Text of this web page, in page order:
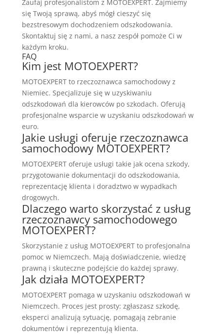
Zaufaj profesjonalistom z MOTOEXPERT. Zajmiemy
się Twoją sprawą, abyś mógł cieszyć się
bezstresowym dochodzeniem odszkodowania.
Skontaktuj się z nami, a nasz zespół pomoże Ci w
każdym kroku.
FAQ
Kim jest MOTOEXPERT?
MOTOEXPERT to rzeczoznawca samochodowy z
Niemiec. Specjalizuje się w uzyskiwaniu
odszkodowań dla kierowców po szkodach. Oferują
profesjonalne wsparcie w uzyskaniu odszkodowań w
euro.
Jakie usługi oferuje rzeczoznawca
samochodowy MOTOEXPERT?
MOTOEXPERT oferuje usługi takie jak ocena szkody,
przygotowanie dokumentacji do odszkodowania,
reprezentację klienta i doradztwo w wypadkach
drogowych.
Dlaczego warto skorzystać z usług
rzeczoznawcy samochodowego
MOTOEXPERT?
Skorzystanie z usług MOTOEXPERT to profesjonalna
pomoc w Niemczech. Mają doświadczenie, wiedzę
prawną i skuteczne podejście do każdej sprawy.
Jak działa MOTOEXPERT?
MOTOEXPERT pomaga w uzyskaniu odszkodowań w
Niemczech. Proces jest prosty: zgłaszasz szkodę,
eksperci analizują sytuację, pomagają zebranie
dokumentów i reprezentują klienta.